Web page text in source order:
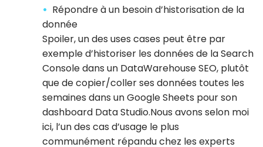
Répondre à un besoin d’historisation de la
donnée
Spoiler, un des uses cases peut être par
exemple d’historiser les données de la Search
Console dans un DataWarehouse SEO, plutôt
que de copier/coller ses données toutes les
semaines dans un Google Sheets pour son
dashboard Data Studio.Nous avons selon moi
ici, l’un des cas d’usage le plus
communément répandu chez les experts